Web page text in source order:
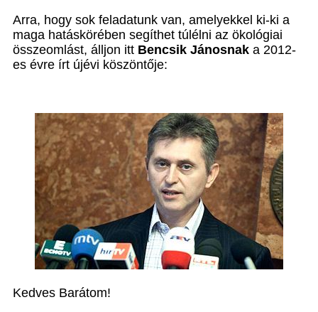
Arra, hogy sok feladatunk van, amelyekkel ki-ki a
maga hatáskörében segíthet túlélni az ökológiai
összeomlást, álljon itt Bencsik Jánosnak a 2012-
es évre írt újévi köszöntője:
Kedves Barátom!